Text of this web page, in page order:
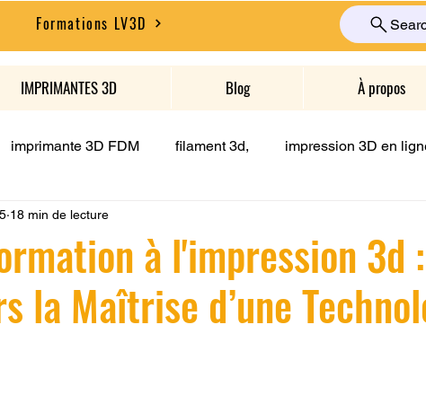
Formations LV3D
IMPRIMANTES 3D Blog À propos
imprimante 3D FDM filament 3d, impression 3D en
Formation
3D CPF impression 3D à la demande
une piece en 3D
à l'impression 3d
la Maîtrise d’une
18 min de lecture